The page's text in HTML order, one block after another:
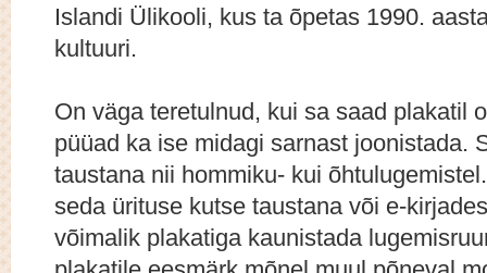
Islandi Ülikooli, kus ta õpetas 1990.
kultuuri.
On väga teretulnud, kui sa saad plakatil
püüad ka ise midagi sarnast joonistada.
taustana nii hommiku- kui
seda ürituse kutse taustana või e-
võimalik plakatiga kaunistada